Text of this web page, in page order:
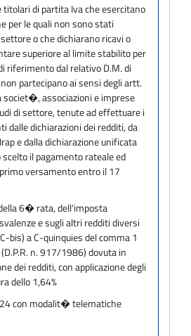
titolari di partita Iva che esercitano
le quali non sono stati
o che dichiarano ricavi o
superiore al limite stabilito per
riferimento dal relativo D.M. di
partecipano ai sensi degli artt.
societ�, associazioni e imprese
di settore, tenute ad effettuare i
dalle dichiarazioni dei redditi, da
e dalla dichiarazione unificata
il pagamento rateale ed
versamento entro il 17
6� rata, dell'imposta
e sugli altri redditi diversi
bis) a C-quinquies del comma 1
n. 917/1986) dovuta in
dei redditi, con applicazione degli
dello 1,64%
con modalit� telematiche